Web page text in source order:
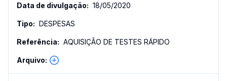
18/05/2020
DESPESAS
AQUISIÇÃO DE TESTES RÁPIDO